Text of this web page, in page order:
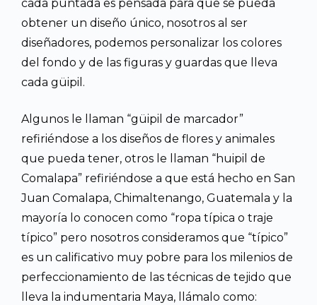
cada puntada es pensada para que se pueda
obtener un diseño único, nosotros al ser
diseñadores, podemos personalizar los colores
del fondo y de las figuras y guardas que lleva
cada güipil.
Algunos le llaman “güipil de marcador”
refiriéndose a los diseños de flores y animales
que pueda tener, otros le llaman “huipil de
Comalapa” refiriéndose a que está hecho en San
Juan Comalapa, Chimaltenango, Guatemala y la
mayoría lo conocen como “ropa típica o traje
típico” pero nosotros consideramos que “típico”
es un calificativo muy pobre para los milenios de
perfeccionamiento de las técnicas de tejido que
lleva la indumentaria Maya, llámalo como: